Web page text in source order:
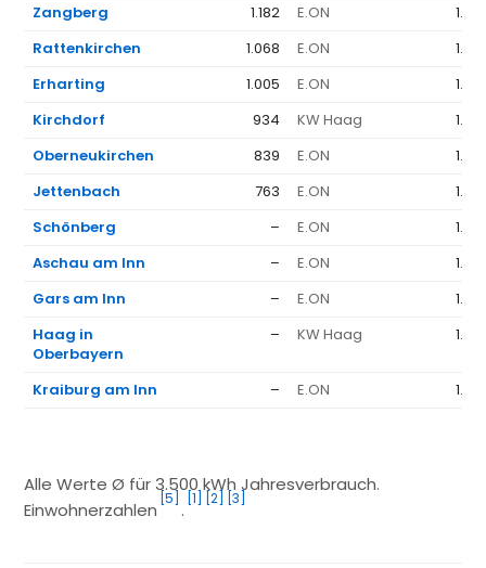
Zangberg
1.182 E.ON
Rattenkirchen
1.068 E.ON
Erharting
1.005 E.ON
Kirchdorf
934 KW Haag
Oberneukirchen
839 E.ON
Jettenbach
763 E.ON
Schönberg
– E.ON
Aschau am Inn
– E.ON
Gars am Inn
– E.ON
Haag in
Oberbayern
– KW Haag
Kraiburg am Inn – E.ON
Alle Werte Ø für 3.500 kWh Jahresverbrauch.
Einwohnerzahlen
[5]
.
[1] [2] [3]